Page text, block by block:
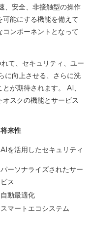
、安全、非接触型の操作
能にする機能を備えて
ンポーネントとなって
て、セキュリティ、ユー
に向上させる、さらに洗
が期待されます。 AI、
スクの機能とサービス
将来性
AIを活用したセキュリティ
パーソナライズされたサー
ビス
自動最適化
スマートエコシステム